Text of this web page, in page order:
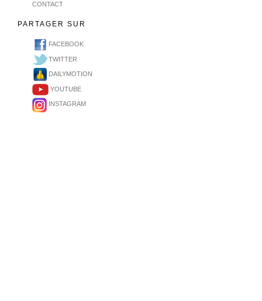
CONTACT
PARTAGER SUR
FACEBOOK
TWITTER
DAILYMOTION
YOUTUBE
INSTAGRAM